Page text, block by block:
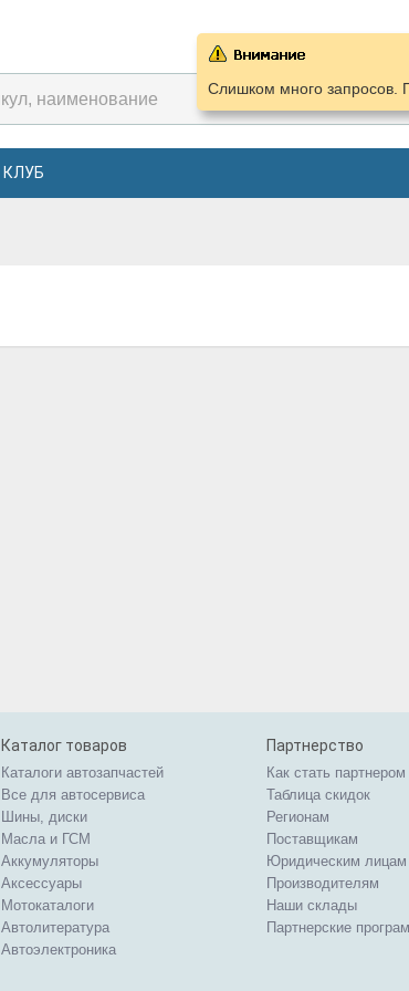
КЛУБ
Слишком много запросов.
Каталог товаров
Каталоги автозапчастей
Все для автосервиса
Шины, диски
Масла и ГСМ
Аккумуляторы
Аксессуары
Мотокаталоги
Автолитература
Автоэлектроника
Партнерство
Как стать партнером
Таблица скидок
Регионам
Поставщикам
Юридическим лицам
Производителям
Наши склады
Партнерские